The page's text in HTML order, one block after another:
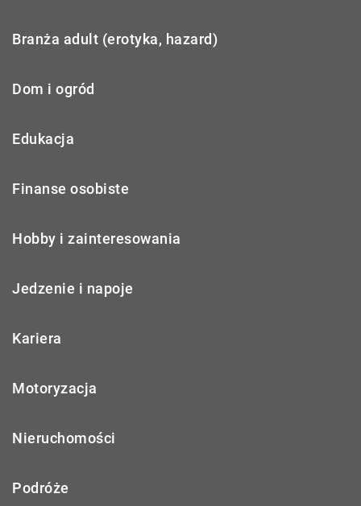
Branża adult (erotyka, hazard)
Dom i ogród
Edukacja
Finanse osobiste
Hobby i zainteresowania
Jedzenie i napoje
Kariera
Motoryzacja
Nieruchomości
Podróże